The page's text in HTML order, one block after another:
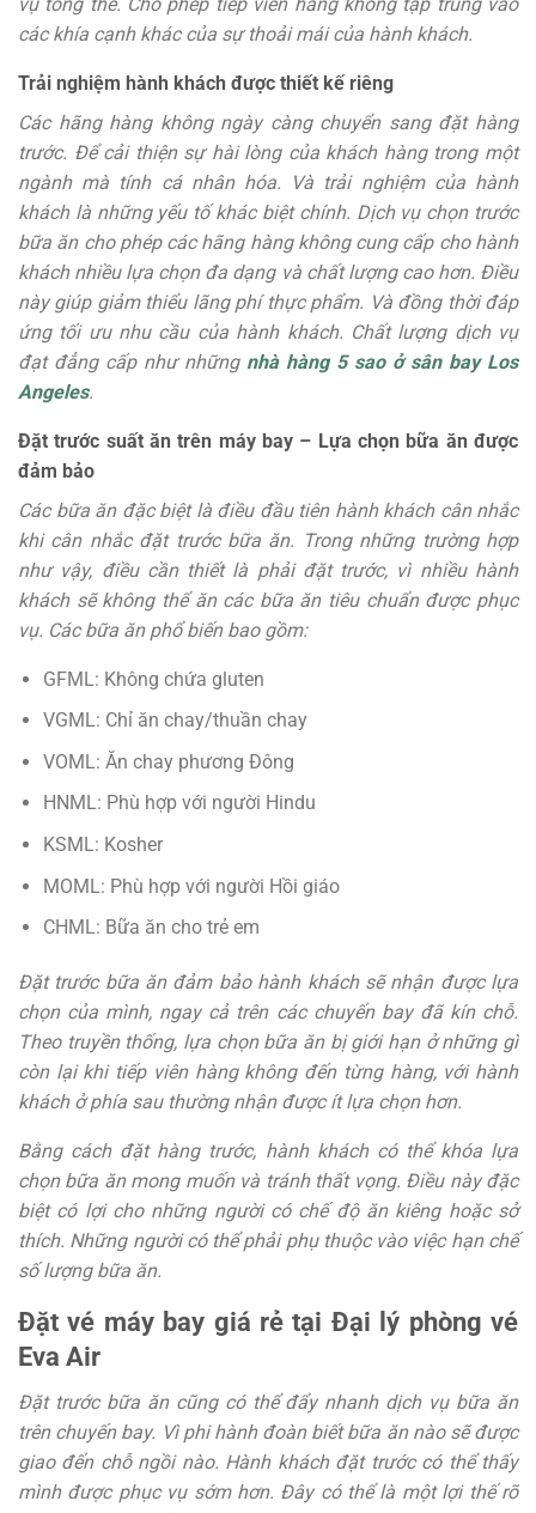
các khía cạnh khác của sự thoải mái của hành khách.
Trải nghiệm hành khách được thiết kế riêng
Các hãng hàng không ngày càng chuyển sang đặt hàng
trước. Để cải thiện sự hài lòng của khách hàng trong một
ngành mà tính cá nhân hóa. Và trải nghiệm của hành
khách là những yếu tố khác biệt chính. Dịch vụ chọn trước
bữa ăn cho phép các hãng hàng không cung cấp cho hành
khách nhiều lựa chọn đa dạng và chất lượng cao hơn. Điều
này giúp giảm thiểu lãng phí thực phẩm. Và đồng thời đáp
ứng tối ưu nhu cầu của hành khách. Chất lượng dịch vụ
đạt đẳng cấp như những nhà hàng 5 sao ở sân bay Los
Angeles.
Đặt trước suất ăn trên máy bay – Lựa chọn bữa ăn được
đảm bảo
Các bữa ăn đặc biệt là điều đầu tiên hành khách cân nhắc
khi cân nhắc đặt trước bữa ăn. Trong những trường hợp
như vậy, điều cần thiết là phải đặt trước, vì nhiều hành
khách sẽ không thể ăn các bữa ăn tiêu chuẩn được phục
vụ. Các bữa ăn phổ biến bao gồm:
GFML: Không chứa gluten
VGML: Chỉ ăn chay/thuần chay
VOML: Ăn chay phương Đông
HNML: Phù hợp với người Hindu
KSML: Kosher
MOML: Phù hợp với người Hồi giáo
CHML: Bữa ăn cho trẻ em
Đặt trước bữa ăn đảm bảo hành khách sẽ nhận được lựa
chọn của mình, ngay cả trên các chuyến bay đã kín chỗ.
Theo truyền thống, lựa chọn bữa ăn bị giới hạn ở những gì
còn lại khi tiếp viên hàng không đến từng hàng, với hành
khách ở phía sau thường nhận được ít lựa chọn hơn.
Bằng cách đặt hàng trước, hành khách có thể khóa lựa
chọn bữa ăn mong muốn và tránh thất vọng. Điều này đặc
biệt có lợi cho những người có chế độ ăn kiêng hoặc sở
thích. Những người có thể phải phụ thuộc vào việc hạn chế
số lượng bữa ăn.
Đặt vé máy bay giá rẻ tại Đại lý phòng vé
Eva Air
Đặt trước bữa ăn cũng có thể đẩy nhanh dịch vụ bữa ăn
trên chuyến bay. Vì phi hành đoàn biết bữa ăn nào sẽ được
giao đến chỗ ngồi nào. Hành khách đặt trước có thể thấy
mình được phục vụ sớm hơn. Đây có thể là một lợi thế rõ